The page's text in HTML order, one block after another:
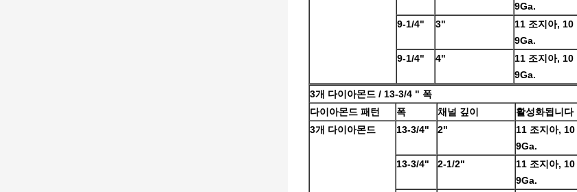
9Ga.
9-1/4" 3"
11 조지아, 10
9Ga.
9-1/4" 4"
11 조지아, 10
9Ga.
3개 다이아몬드 / 13-3/4 " 폭
다이아몬드 패턴
폭 채널 깊이 활성화됩니다
3개 다이아몬드
13-3/4" 2"
11 조지아, 10
9Ga.
13-3/4" 2-1/2"
11 조지아, 10
9Ga.